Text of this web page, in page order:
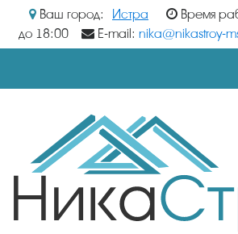
Ваш город: Истра
Время
до 18:00
E-mail: nika@nikastroy-